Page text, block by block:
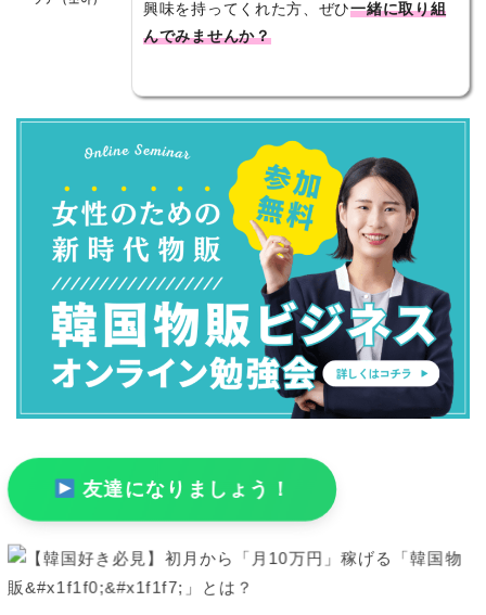
興味を持ってくれた方、ぜひ一緒に取り組
んでみませんか？
友達になりましょう！